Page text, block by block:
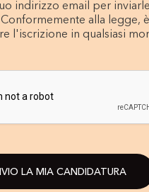
indirizzo email per
Conformemente alla legge,
l'iscrizione in qualsiasi
LA MIA CANDIDATURA